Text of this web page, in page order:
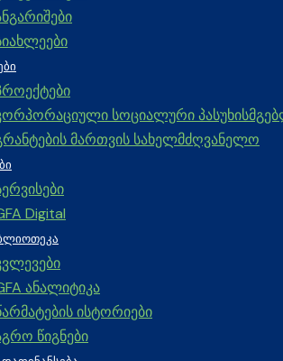
სოციალური
მართვის სახელმძღვანელო
Digital
ანალიტიკა
ისტორიები
წიგნები